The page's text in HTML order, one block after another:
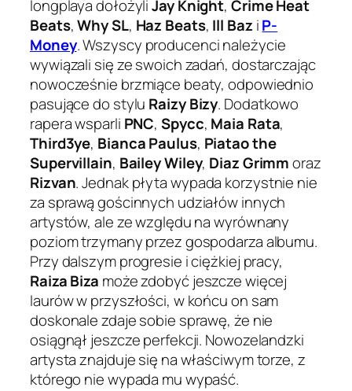
longplaya dołożyliJay Knight, Crime Heat
Beats,Why SL, Haz Beats, Ill Baz iP-
Money. Wszyscy producenci należycie
wywiązali się ze swoich zadań, dostarczając
nowocześnie brzmiące beaty, odpowiednio
pasujące do stylu Raizy Bizy. Dodatkowo
rapera wsparli PNC,Spycc, Maia Rata,
Third3ye, Bianca Paulus, Piatao the
Supervillain, Bailey Wiley, Diaz Grimmoraz
Rizvan. Jednak płyta wypada korzystnie nie
za sprawą gościnnych udziałów innych
artystów, ale ze względu na wyrównany
poziom trzymany przez gospodarza albumu.
Przy dalszym progresie i ciężkiej pracy,
Raiza Biza może zdobyć jeszcze więcej
laurów w przyszłości, w końcu on sam
doskonale zdaje sobie sprawę, że nie
osiągnął jeszcze perfekcji. Nowozelandzki
artysta znajduje się na właściwym torze, z
którego nie wypada mu wypaść.